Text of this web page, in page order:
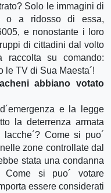
Solo le immagini di
o a ridosso di essa,
e nonostante i loro
di cittadini dal volto
raccolta su comando:
le TV di Sua Maesta´!
abbiano votato
e la legge
la deterrenza armata
Come si puo´
zone controllate dal
stata una condanna
si puo´ votare
essere considerati